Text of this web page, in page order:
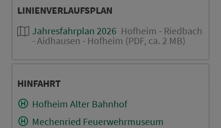
LINIENVERLAUFSPLAN
Jahresfahrplan 2026 Hofheim - Riedbach
- Aidhausen - Hofheim (PDF, ca. 2 MB)
HINFAHRT
Hofheim Alter Bahnhof
Mechenried Feuerwehrmuseum